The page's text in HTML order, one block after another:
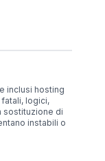
inclusi hosting
logici,
sostituzione di
instabili o